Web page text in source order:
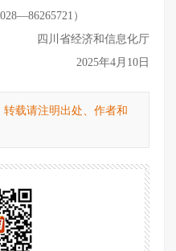
）
四川省经济和信息化厅
2025年4月10日
载请注明出处、作者和